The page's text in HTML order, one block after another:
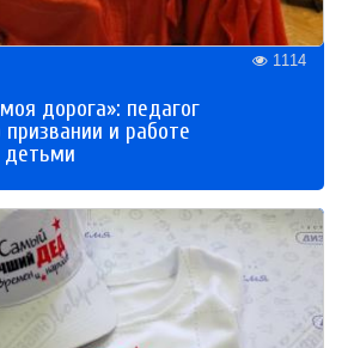
1114
дорога»: педагог
и работе
детьми